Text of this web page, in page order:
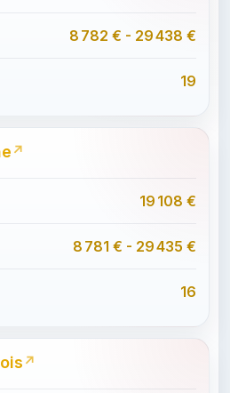
8 782 € - 29 438 €
19
19 108 €
8 781 € - 29 435 €
16